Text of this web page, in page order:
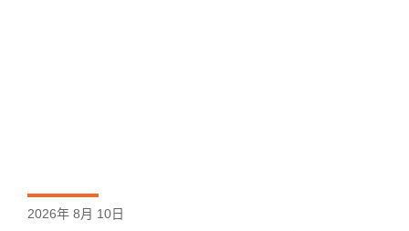
2026年 8月 10日